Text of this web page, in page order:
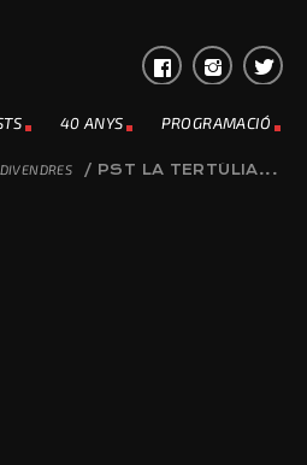
40 ANYS PROGRAMACIÓ
/ PST LA TERTÚLIA...